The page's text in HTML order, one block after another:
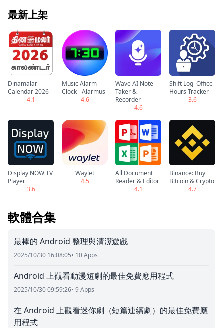
最新上架
Dinamalar
Calendar 2026
4.1
Music Alarm
Clock - Alarmus
4.6
Wave AI Note
Taker &
Recorder
4.6
Shift Log–Office
Hours Tracker
3.6
Display NOW TV
Player
3.6
Waylet
4.5
All Document
Reader & Editor
4.1
Binance: Buy
Bitcoin & Crypto
4.7
軟體合集
最棒的 Android 整理與清潔遊戲
2025/10/30 16:08:05• 10 Apps
Android 上觀看動漫短劇的最佳免費應用程式
2025/10/30 09:59:26• 9 Apps
在 Android 上觀看迷你劇（短篇連續劇）的最佳免費應
用程式